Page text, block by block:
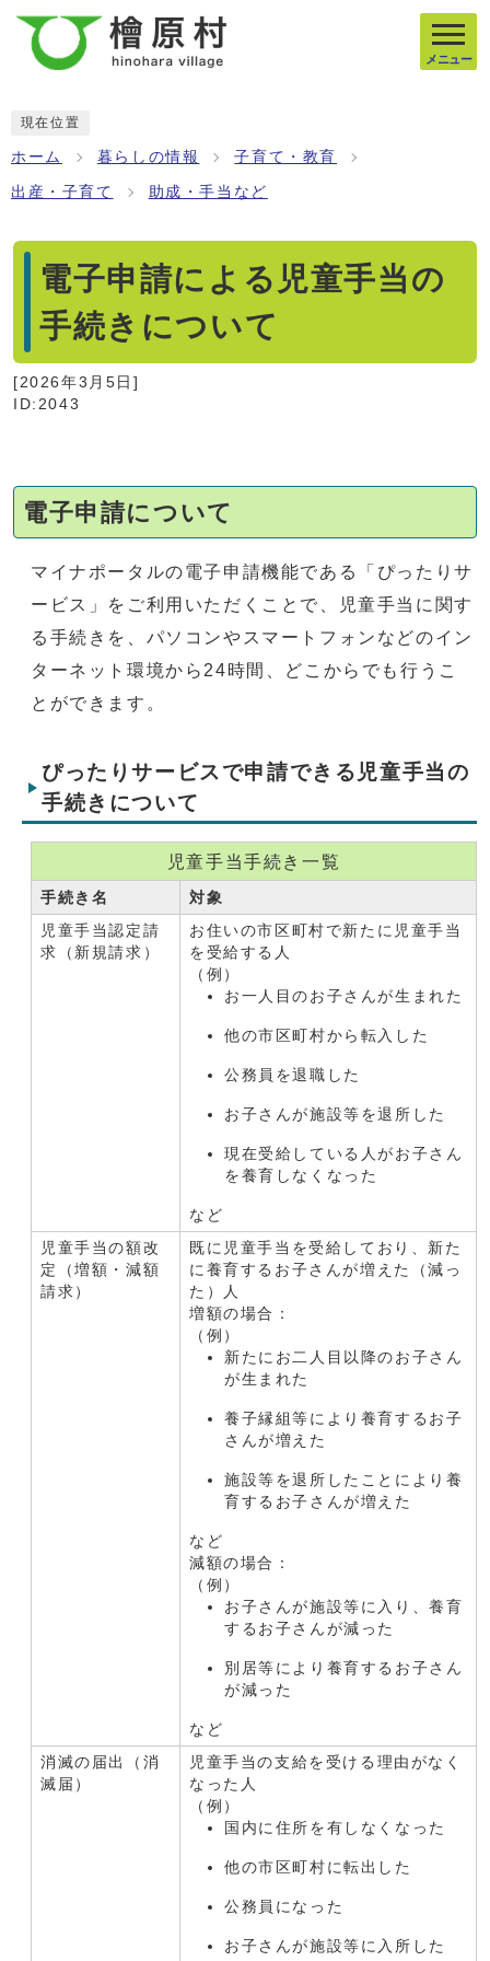
メニュー
現在位置
ホーム 暮らしの情報 子育て・教育
出産・子育て 助成・手当など
電子申請による児童手当の
手続きについて
[2026年3月5日]
ID:2043
電子申請について
マイナポータルの電子申請機能である「ぴったりサ
ービス」をご利用いただくことで、児童手当に関す
る手続きを、パソコンやスマートフォンなどのイン
ターネット環境から24時間、どこからでも行うこ
とができます。
ぴったりサービスで申請できる児童手当の
手続きについて
児童手当手続き一覧
手続き名
対象
児童手当認定請
求（新規請求）
お住いの市区町村で新たに児童手当
を受給する人
（例）
お一人目のお子さんが生まれた
他の市区町村から転入した
公務員を退職した
お子さんが施設等を退所した
現在受給している人がお子さん
を養育しなくなった
など
児童手当の額改
定（増額・減額
請求）
既に児童手当を受給しており、新た
に養育するお子さんが増えた（減っ
た）人
増額の場合：
（例）
新たにお二人目以降のお子さん
が生まれた
養子縁組等により養育するお子
さんが増えた
施設等を退所したことにより養
育するお子さんが増えた
など
減額の場合：
（例）
お子さんが施設等に入り、養育
するお子さんが減った
別居等により養育するお子さん
が減った
など
消滅の届出（消
滅届）
児童手当の支給を受ける理由がなく
なった人
（例）
国内に住所を有しなくなった
他の市区町村に転出した
公務員になった
お子さんが施設等に入所した